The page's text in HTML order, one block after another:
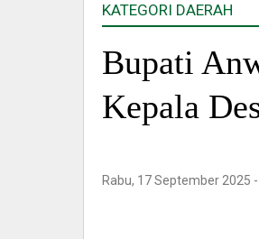
KATEGORI DAERAH
Bupati
Kepala
Rabu, 17 September 2025